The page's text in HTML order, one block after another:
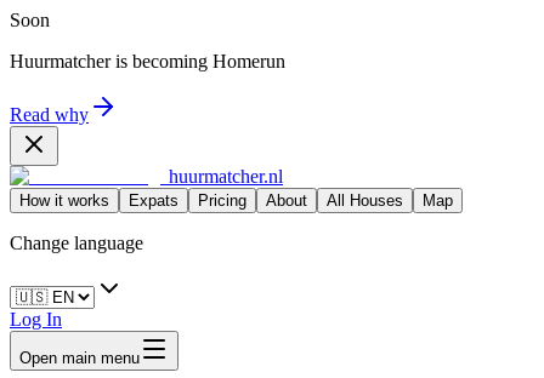
Soon
Huurmatcher is becoming Homerun
Read why
huurmatcher.nl
How it works Expats Pricing About All Houses Map
Change language
Log In
Open main menu